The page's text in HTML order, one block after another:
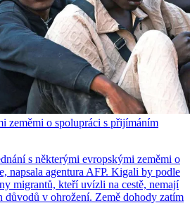
zeměmi o spolupráci s přijímáním
s některými evropskými zeměmi o
napsala agentura AFP. Kigali by podle
migrantů, kteří uvízli na cestě, nemají
důvodů v ohrožení. Země dohody zatím